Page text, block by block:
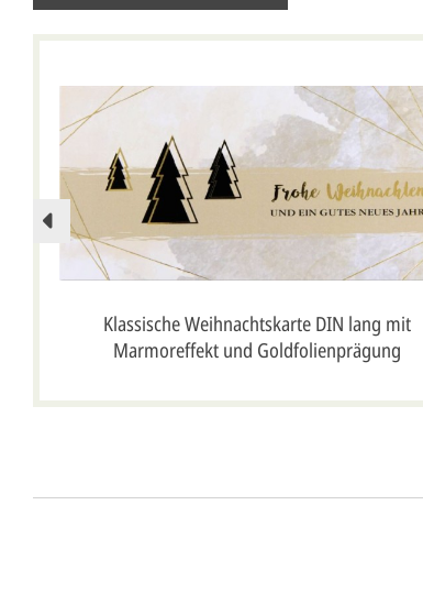
Klassische Weihnachtskarte DIN lang mit
Marmoreffekt und Goldfolienprägung